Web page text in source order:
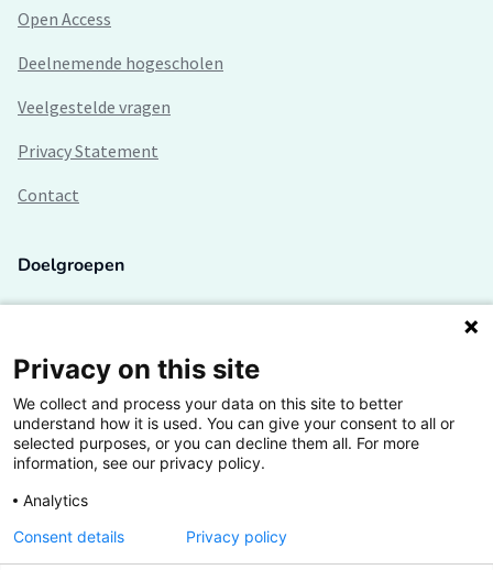
Open Access
Deelnemende hogescholen
Veelgestelde vragen
Privacy Statement
Contact
Doelgroepen
Lectoren en onderzoekers
Bedrijven
Hogescholen
Privacy on this site
We collect and process your data on this site to better
understand how it is used. You can give your consent to all or
selected purposes, or you can decline them all. For more
information, see our privacy policy.
Analytics
Consent details
Privacy policy